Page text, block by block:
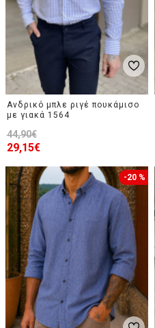
Ανδρικό μπλε ριγέ πουκάμισο
με γιακά 1564
29,15€
44,90€
-20 %